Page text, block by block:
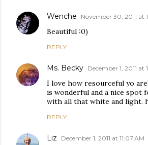
Wenche November 30, 2011 at
Beautiful :0)
REPLY
Ms. Becky December 1, 2011 at
I love how resourceful yo
is wonderful and a nice spot
with all that white and light.
REPLY
Liz December 1, 2011 at 11:07 AM